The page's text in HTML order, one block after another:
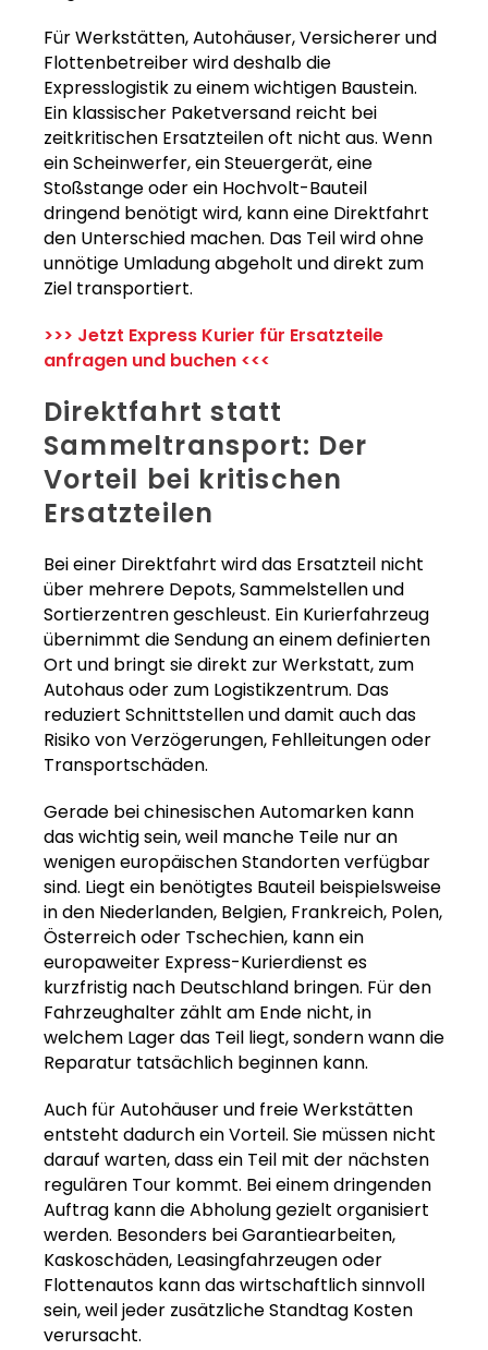
Für Werkstätten, Autohäuser, Versicherer und
Flottenbetreiber wird deshalb die
Expresslogistik zu einem wichtigen Baustein.
Ein klassischer Paketversand reicht bei
zeitkritischen Ersatzteilen oft nicht aus. Wenn
ein Scheinwerfer, ein Steuergerät, eine
Stoßstange oder ein Hochvolt-Bauteil
dringend benötigt wird, kann eine Direktfahrt
den Unterschied machen. Das Teil wird ohne
unnötige Umladung abgeholt und direkt zum
Ziel transportiert.
>>> Jetzt Express Kurier für Ersatzteile
anfragen und buchen <<<
Direktfahrt statt
Sammeltransport: Der
Vorteil bei kritischen
Ersatzteilen
Bei einer Direktfahrt wird das Ersatzteil nicht
über mehrere Depots, Sammelstellen und
Sortierzentren geschleust. Ein Kurierfahrzeug
übernimmt die Sendung an einem definierten
Ort und bringt sie direkt zur Werkstatt, zum
Autohaus oder zum Logistikzentrum. Das
reduziert Schnittstellen und damit auch das
Risiko von Verzögerungen, Fehlleitungen oder
Transportschäden.
Gerade bei chinesischen Automarken kann
das wichtig sein, weil manche Teile nur an
wenigen europäischen Standorten verfügbar
sind. Liegt ein benötigtes Bauteil beispielsweise
in den Niederlanden, Belgien, Frankreich, Polen,
Österreich oder Tschechien, kann ein
europaweiter Express-Kurierdienst es
kurzfristig nach Deutschland bringen. Für den
Fahrzeughalter zählt am Ende nicht, in
welchem Lager das Teil liegt, sondern wann die
Reparatur tatsächlich beginnen kann.
Auch für Autohäuser und freie Werkstätten
entsteht dadurch ein Vorteil. Sie müssen nicht
darauf warten, dass ein Teil mit der nächsten
regulären Tour kommt. Bei einem dringenden
Auftrag kann die Abholung gezielt organisiert
werden. Besonders bei Garantiearbeiten,
Kaskoschäden, Leasingfahrzeugen oder
Flottenautos kann das wirtschaftlich sinnvoll
sein, weil jeder zusätzliche Standtag Kosten
verursacht.